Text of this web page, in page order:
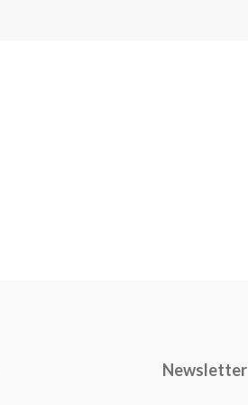
Newsletter